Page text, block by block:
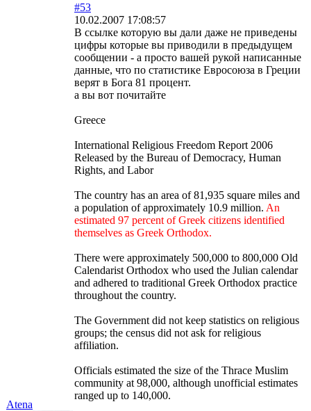
Atena
#53
10.02.2007 17:08:57
В ссылке которую вы дали даже не приведены
цифры которые вы приводили в предыдущем
сообщении - а просто вашей рукой написанные
данные, что по статистике Евросоюза в Греции
верят в Бога 81 процент.
а вы вот почитайте
Greece
International Religious Freedom Report 2006
Released by the Bureau of Democracy, Human
Rights, and Labor
The country has an area of 81,935 square miles and
a population of approximately 10.9 million. An
estimated 97 percent of Greek citizens identified
themselves as Greek Orthodox.
There were approximately 500,000 to 800,000 Old
Calendarist Orthodox who used the Julian calendar
and adhered to traditional Greek Orthodox practice
throughout the country.
The Government did not keep statistics on religious
groups; the census did not ask for religious
affiliation.
Officials estimated the size of the Thrace Muslim
community at 98,000, although unofficial estimates
ranged up to 140,000.